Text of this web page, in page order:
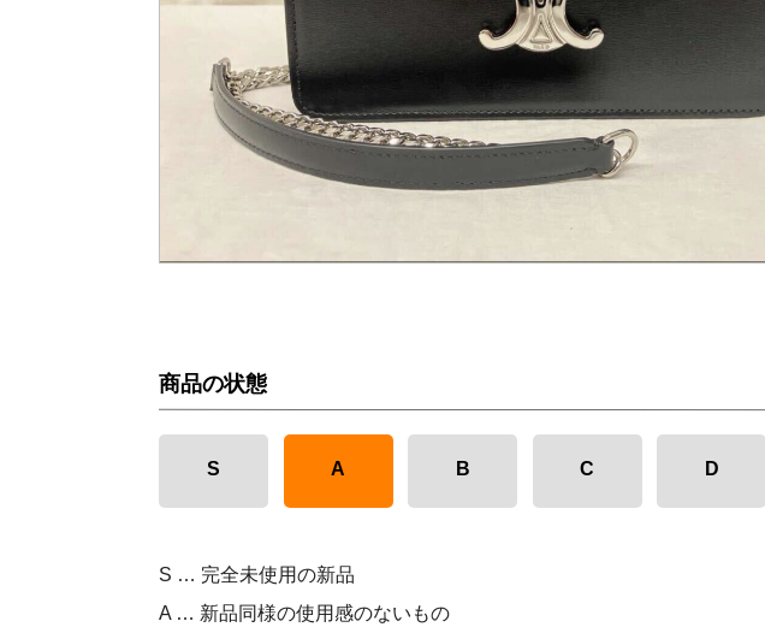
商品の状態
S A B C D
S … 完全未使用の新品
A … 新品同様の使用感のないもの